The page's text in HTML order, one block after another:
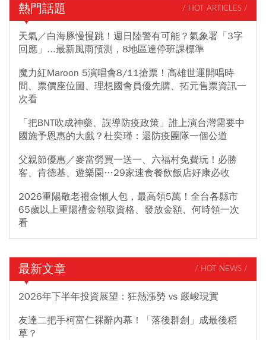
熱門話題 / HOT ARTICLES /
天氣／白海豚慢慢跳！週日陸警有可能？氣象署「3字
回應」...最新風雨預測，8地區達停班課標準
魔力紅Maroon 5演唱會8/11搶票！高雄世運開唱時
間、票價座位圖、理想國會員優先購、拓元售票資訊一
次看
「把BNT吹成神藥、誤導防疫政策」誰上演台灣需要中
國施予恩惠的大戲？杜奕瑾：還防疫團隊一個公道
父親節優惠／麥當勞買一送一、六福村免費玩！必勝
客、肯德基、遊樂園…29家速食餐飲飯店好康必收
2026重陽敬老禮金懶人包，最高領5萬！全台各縣市
65歲以上重陽禮金領取資格、發放金額、何時領一次
看
最新文章 / HOT NEWS /
2026年下半年投資展望：狂熱漲勢 vs 嚴峻現實
友達二把手柯富仁裸辭內幕！「落後群創」成最後稻
草？